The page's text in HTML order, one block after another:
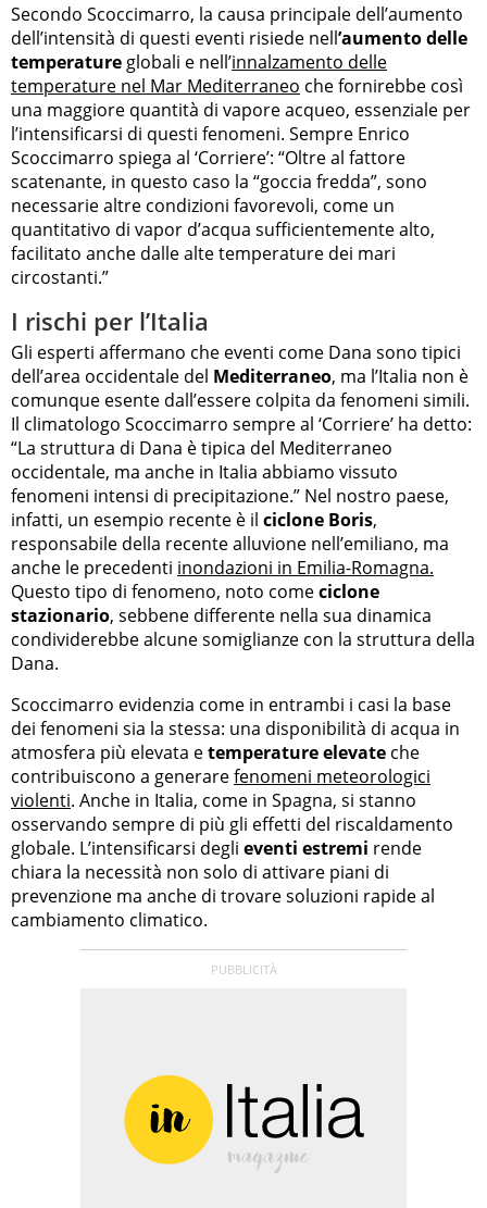
Secondo Scoccimarro, la causa principale dell’aumento
dell’intensità di questi eventi risiede nell’aumento delle
temperature globali e nell’innalzamento delle
temperature nel Mar Mediterraneo che fornirebbe così
una maggiore quantità di vapore acqueo, essenziale per
l’intensificarsi di questi fenomeni. Sempre Enrico
Scoccimarro spiega al ‘Corriere’: “Oltre al fattore
scatenante, in questo caso la “goccia fredda”, sono
necessarie altre condizioni favorevoli, come un
quantitativo di vapor d’acqua sufficientemente alto,
facilitato anche dalle alte temperature dei mari
circostanti.”
I rischi per l’Italia
Gli esperti affermano che eventi come Dana sono tipici
dell’area occidentale del Mediterraneo, ma l’Italia non è
comunque esente dall’essere colpita da fenomeni simili.
Il climatologo Scoccimarro sempre al ‘Corriere’ ha detto:
“La struttura di Dana è tipica del Mediterraneo
occidentale, ma anche in Italia abbiamo vissuto
fenomeni intensi di precipitazione.” Nel nostro paese,
infatti, un esempio recente è il ciclone Boris,
responsabile della recente alluvione nell’emiliano, ma
anche le precedenti inondazioni in Emilia-Romagna.
Questo tipo di fenomeno, noto comeciclone
stazionario, sebbene differente nella sua dinamica
condividerebbe alcune somiglianze con la struttura della
Dana.
Scoccimarro evidenzia come in entrambi i casi la base
dei fenomeni sia la stessa: una disponibilità di acqua in
atmosfera più elevata etemperature elevate che
contribuiscono a generarefenomeni meteorologici
violenti. Anche in Italia, come in Spagna, si stanno
osservando sempre di più gli effetti del riscaldamento
globale. L’intensificarsi degli eventi estremi rende
chiara la necessità non solo di attivare piani di
prevenzione ma anche di trovare soluzioni rapide al
cambiamento climatico.